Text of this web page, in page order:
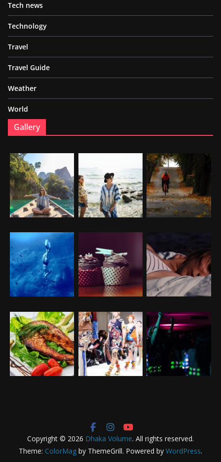
Tech news
Technology
Travel
Travel Guide
Weather
World
Gallery
Copyright © 2026 Dhaka Volume. All rights reserved.
Theme: ColorMag by ThemeGrill. Powered by WordPress.